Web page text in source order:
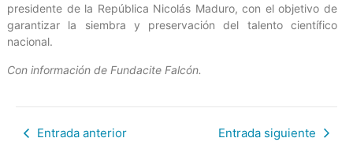
presidente de la República Nicolás Maduro, con el objetivo de
garantizar la siembra y preservación del talento científico
nacional.
Con información de Fundacite Falcón.
Entrada anterior Entrada siguiente